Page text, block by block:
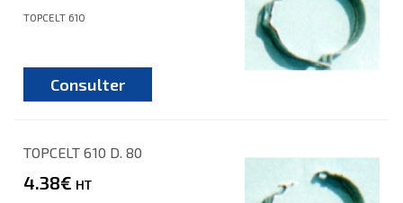
TOPCELT 610
Consulter
TOPCELT 610 D. 80
4.38€ HT